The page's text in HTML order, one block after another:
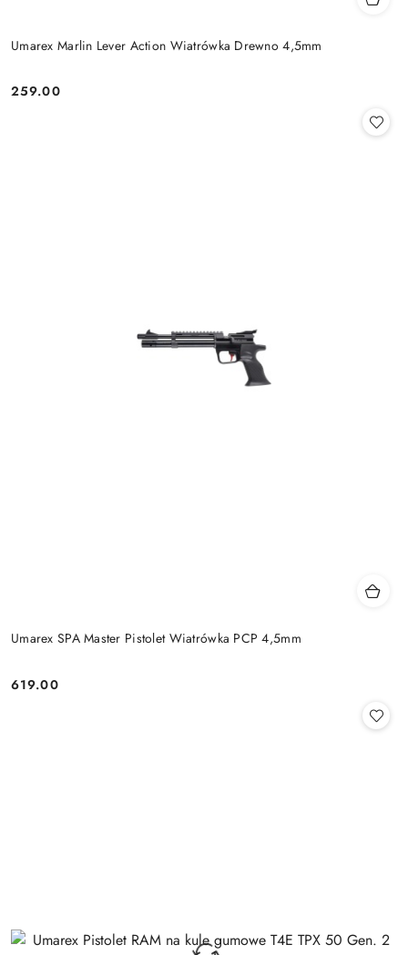
Umarex Marlin Lever Action Wiatrówka Drewno 4,5mm
Cena:
259.00
Umarex SPA Master Pistolet Wiatrówka PCP 4,5mm
Cena:
619.00